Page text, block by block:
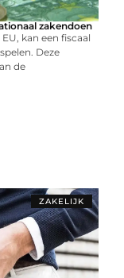
zakendoen
kan een fiscaal
Deze
de
ZAKELIJK